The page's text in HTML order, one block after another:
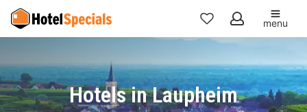
Mijn
menu
Hotels in Laupheim